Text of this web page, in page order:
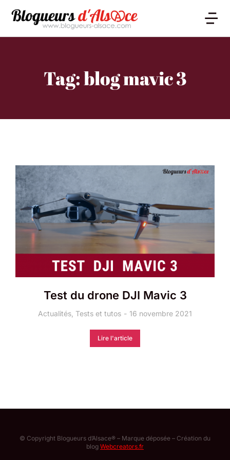
Tag: blog mavic 3
Test du drone DJI Mavic 3
Actualités Tests et tutos 16 novembre 2021
Lire l'article
© Copyright Blogueurs d’Alsace® – Marque déposée – Création du
blog Webcreators.fr